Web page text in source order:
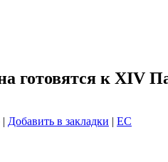
готовятся к XIV
| Добавить в закладки | EC